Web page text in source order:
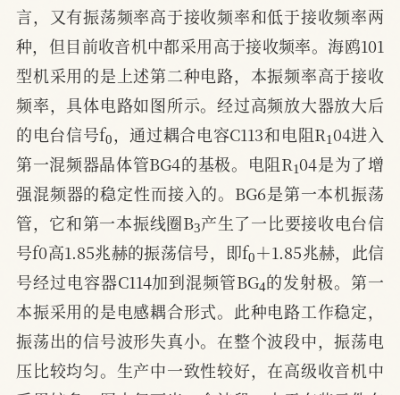
言，又有振荡频率高于接收频率和低于接收频率两
种，但目前收音机中都采用高于接收频率。海鸥101
型机采用的是上述第二种电路，本振频率高于接收
频率，具体电路如图所示。经过高频放大器放大后
的电台信号f0，通过耦合电容C113和电阻R104进入
第一混频器晶体管BG4的基极。电阻R104是为了增
强混频器的稳定性而接入的。BG6是第一本机振荡
管，它和第一本振线圈B3产生了一比要接收电台信
号f0高1.85兆赫的振荡信号，即f0 ＋1.85兆赫，此信
号经过电容器C114加到混频管BG4的发射极。第一
本振采用的是电感耦合形式。此种电路工作稳定，
振荡出的信号波形失真小。在整个波段中，振荡电
压比较均匀。生产中一致性较好，在高级收音机中